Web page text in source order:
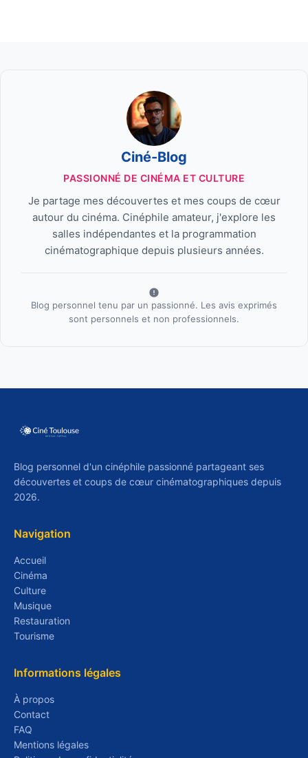
Ciné-Blog
PASSIONNÉ DE CINÉMA ET CULTURE
Je partage mes découvertes et mes coups de cœur
autour du cinéma. Cinéphile amateur, j'explore les
salles indépendantes et la programmation
cinématographique depuis plusieurs années.
Blog personnel tenu par un passionné. Les avis exprimés
sont personnels et non professionnels.
Blog personnel d'un cinéphile passionné partageant ses
découvertes et coups de cœur cinématographiques depuis
2026.
Navigation
Accueil
Cinéma
Culture
Musique
Restauration
Tourisme
Informations légales
À propos
Contact
FAQ
Mentions légales